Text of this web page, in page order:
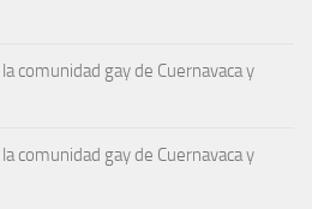
comunidad gay de Cuernavaca y
comunidad gay de Cuernavaca y